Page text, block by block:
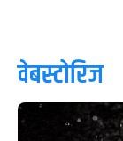
वेबस्टोरिज